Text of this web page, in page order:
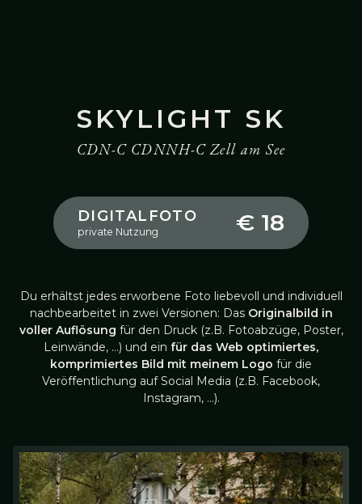
SKYLIGHT SK
CDN-C CDNNH-C Zell am See
DIGITALFOTO
private Nutzung € 18
Du erhältst jedes erworbene Foto liebevoll und individuell
nachbearbeitet in zwei Versionen: Das Originalbild in
voller Auflösung für den Druck (z.B. Fotoabzüge, Poster,
Leinwände, …) und ein für das Web optimiertes,
komprimiertes Bild mit meinem Logo für die
Veröffentlichung auf Social Media (z.B. Facebook,
Instagram, …).